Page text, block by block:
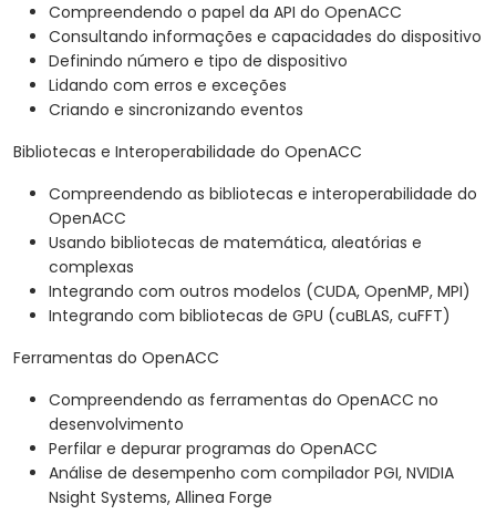
Compreendendo o papel da API do OpenACC
Consultando informações e capacidades do dispositivo
Definindo número e tipo de dispositivo
Lidando com erros e exceções
Criando e sincronizando eventos
Bibliotecas e Interoperabilidade do OpenACC
Compreendendo as bibliotecas e interoperabilidade do
OpenACC
Usando bibliotecas de matemática, aleatórias e
complexas
Integrando com outros modelos (CUDA, OpenMP, MPI)
Integrando com bibliotecas de GPU (cuBLAS, cuFFT)
Ferramentas do OpenACC
Compreendendo as ferramentas do OpenACC no
desenvolvimento
Perfilar e depurar programas do OpenACC
Análise de desempenho com compilador PGI, NVIDIA
Nsight Systems, Allinea Forge